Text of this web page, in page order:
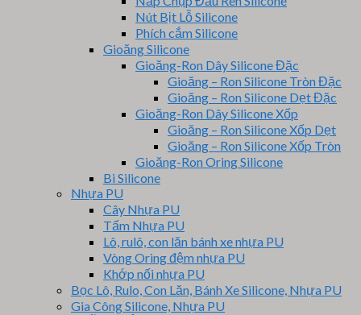
Nút Bịt Lỗ Silicone
Phích cắm Silicone
Gioăng Silicone
Gioăng-Ron Dây Silicone Đặc
Gioăng – Ron Silicone Tròn Đặc
Gioăng – Ron Silicone Dẹt Đặc
Gioăng-Ron Dây Silicone Xốp
Gioăng – Ron Silicone Xốp Dẹt
Gioăng – Ron Silicone Xốp Tròn
Gioăng-Ron Oring Silicone
Bi Silicone
Nhựa PU
Cây Nhựa PU
Tấm Nhựa PU
Lô, rulô, con lăn bánh xe nhựa PU
Vòng Oring đệm nhựa PU
Khớp nối nhựa PU
Bọc Lô, Rulo, Con Lăn, Bánh Xe Silicone, Nhựa PU
Gia Công Silicone, Nhựa PU